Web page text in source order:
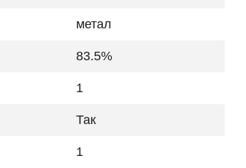
метал
83.5%
1
Так
1